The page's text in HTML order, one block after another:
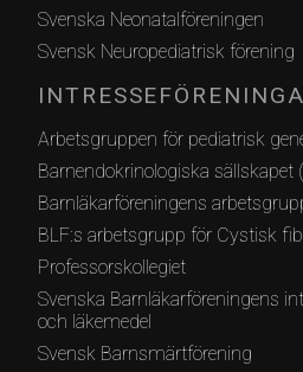
Svenska Neonatalföreningen
Svensk Neuropediatrisk förening
Arbetsgruppen för pediatrisk
Barnendokrinologiska sällskapet
Barnläkarföreningens
BLF:s arbetsgrupp för Cystisk
Professorskollegiet
Svenska Barnläkarföreningens
och läkemedel
Svensk Barnsmärtförening